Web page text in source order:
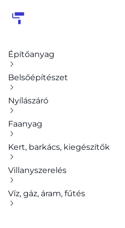
Építőanyag
Belsőépítészet
Nyílászáró
Faanyag
Kert, barkács, kiegészítők
Villanyszerelés
Víz, gáz, áram, fűtés